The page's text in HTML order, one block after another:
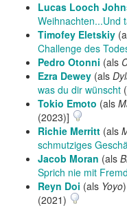
Lucas Looch
Weihnachten...Und
Timofey Eletskiy
Challenge des
Pedro Otonni (als
Ezra Dewey (als
was du dir wünscht
Tokio Emoto (als
(2023)]
Richie Merritt (als
schmutziges
Jacob Moran (als
Sprich nie mit
Reyn Doi (als Yoyo
(2021)